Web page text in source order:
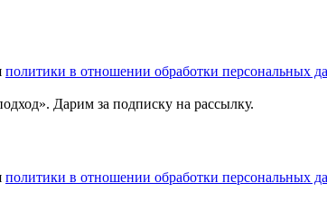
политики в отношении обработки персональных
Дарим за подписку на рассылку.
политики в отношении обработки персональных